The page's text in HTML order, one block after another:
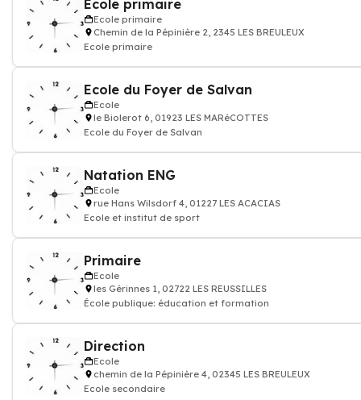
Ecole primaire
Ecole primaire
Chemin de la Pépinière 2, 2345 LES BREULEUX
Ecole primaire
Ecole du Foyer de Salvan
Ecole
le Biolerot 6, 01923 LES MARéCOTTES
Ecole du Foyer de Salvan
Natation ENG
Ecole
rue Hans Wilsdorf 4, 01227 LES ACACIAS
Ecole et institut de sport
Primaire
Ecole
les Gérinnes 1, 02722 LES REUSSILLES
École publique: éducation et formation
Direction
Ecole
chemin de la Pépinière 4, 02345 LES BREULEUX
Ecole secondaire